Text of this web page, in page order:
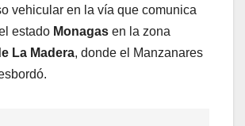
vehicular en la vía que comunica
estado Monagas en la zona
La Madera, donde el Manzanares